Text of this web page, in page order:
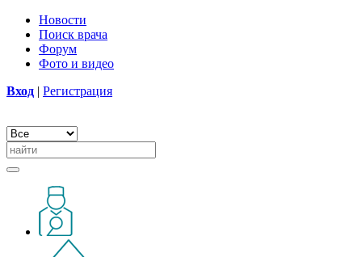
Новости
Поиск врача
Форум
Фото и видео
Вход | Регистрация